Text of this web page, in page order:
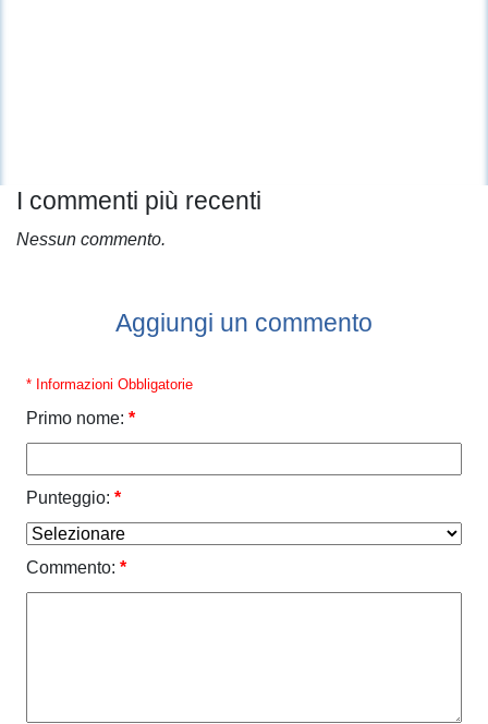
I commenti più recenti
Nessun commento.
Aggiungi un commento
* Informazioni Obbligatorie
Primo nome: *
Punteggio: *
Commento: *